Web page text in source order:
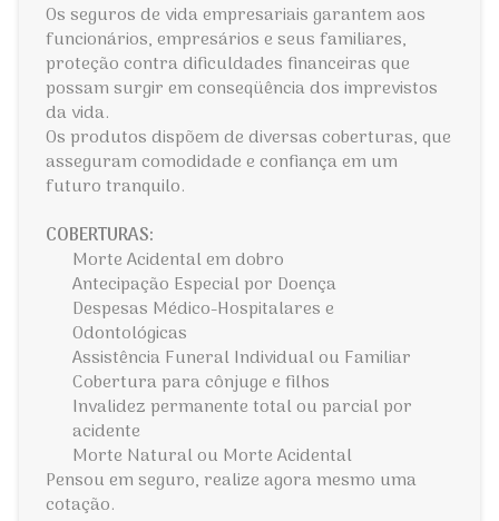
Os seguros de vida empresariais garantem aos
funcionários, empresários e seus familiares,
proteção contra dificuldades financeiras que
possam surgir em conseqüência dos imprevistos
da vida.
Os produtos dispõem de diversas coberturas, que
asseguram comodidade e confiança em um
futuro tranquilo.
COBERTURAS:
Morte Acidental em dobro
Antecipação Especial por Doença
Despesas Médico-Hospitalares e
Odontológicas
Assistência Funeral Individual ou Familiar
Cobertura para cônjuge e filhos
Invalidez permanente total ou parcial por
acidente
Morte Natural ou Morte Acidental
Pensou em seguro, realize agora mesmo uma
cotação.